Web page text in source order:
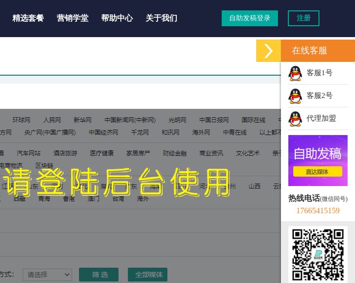
精选套餐 营销学堂 帮助中心 关于我们 自助发稿登录 注册
在线客服
客服1号
客服2号
代理加盟
热线电话(微信同号)
17665415159